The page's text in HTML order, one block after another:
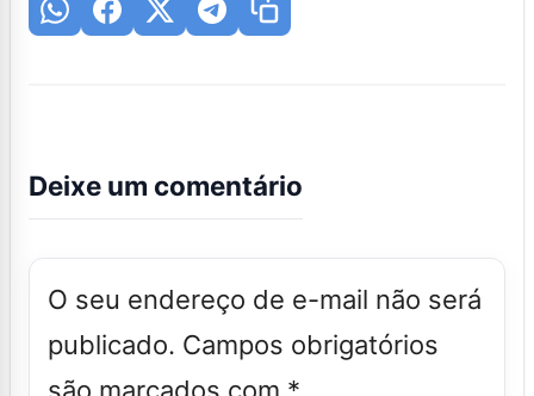
Deixe um comentário
O seu endereço de e-mail não será
publicado. Campos obrigatórios